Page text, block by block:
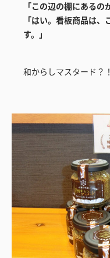
「この辺の棚にあるの
「はい。看板商品は
す。」
和からしマスタード？！